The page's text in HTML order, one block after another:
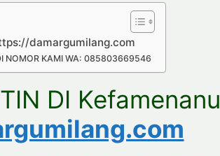
damargumilang.com
NOMOR KAMI WA: 085803669546
DI Kefamenanu